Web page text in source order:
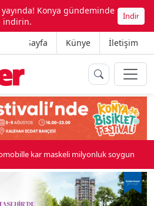
Konya gündeminde
indirin.
İndir
Ana Sayfa Künye İletişim
kar maskeli milyonluk soygun